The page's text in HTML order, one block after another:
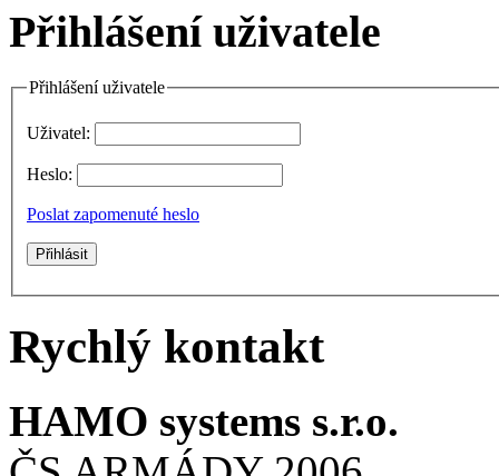
Přihlášení uživatele
Přihlášení uživatele
Uživatel:
Heslo:
Poslat zapomenuté heslo
Rychlý kontakt
HAMO systems s.r.o.